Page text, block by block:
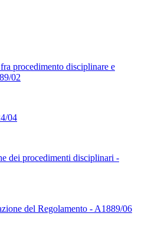
procedimento disciplinare e
02
04
dei procedimenti disciplinari -
del Regolamento - A1889/06